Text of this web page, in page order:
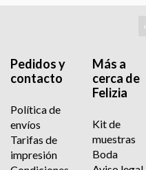
‹
Pedidos y
contacto
Política de
envíos
Tarifas de
impresión
Más a
cerca de
Felizia
Kit de
muestras
Boda